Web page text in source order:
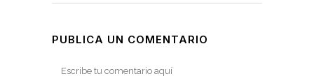
PUBLICA UN COMENTARIO